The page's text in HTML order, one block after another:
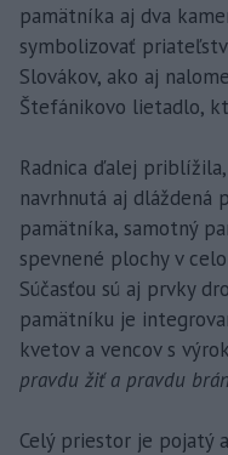
pamätníka aj dva
symbolizovať
Slovákov, ako aj
Štefánikovo lietadlo,
Radnica ďalej
navrhnutá aj dláždená
pamätníka, samotný
spevnené plochy v
Súčasťou sú aj prvky
pamätníku je
kvetov a vencov s
pravdu žiť a pravdu
Celý priestor je pojatý